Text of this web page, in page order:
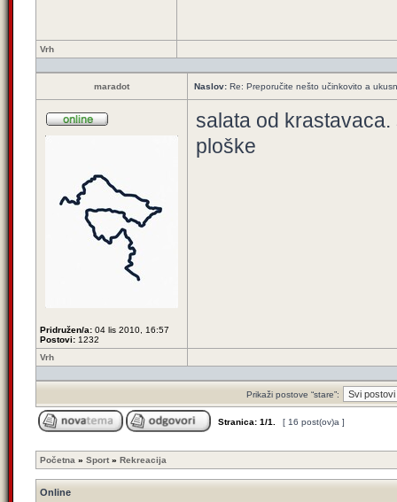
Vrh
maradot Naslov: Re: Preporučite nešto učinkovito a
Pridružen/a: 04 lis 2010, 16:57
Postovi: 1232
salata od
ploške
Vrh
Prikaži postove “stare”:
Stranica: 1/1 [ 16 post(ov)a ]
Početna » Sport » Rekreacija
Online